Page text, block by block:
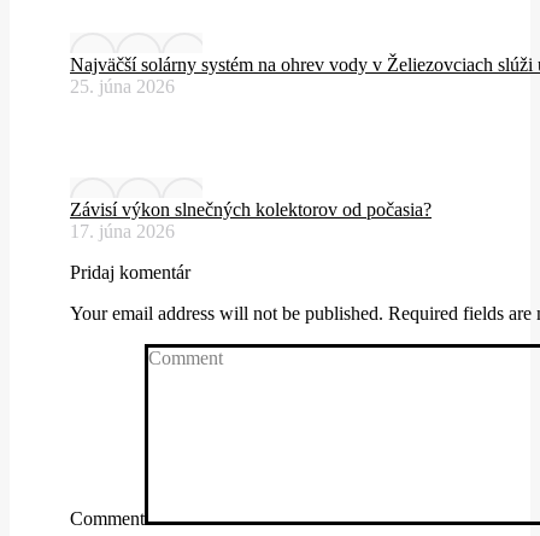
Najväčší solárny systém na ohrev vody v Želiezovciach slúži
25. júna 2026
Závisí výkon slnečných kolektorov od počasia?
17. júna 2026
Pridaj komentár
Your email address will not be published. Required fields are
Comment